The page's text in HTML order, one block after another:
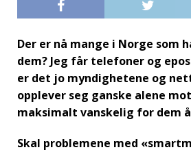
Der er nå mange i Norge som
dem? Jeg får telefoner og
er det jo myndighetene og
opplever seg ganske alene
maksimalt vanskelig for dem
Skal problemene med